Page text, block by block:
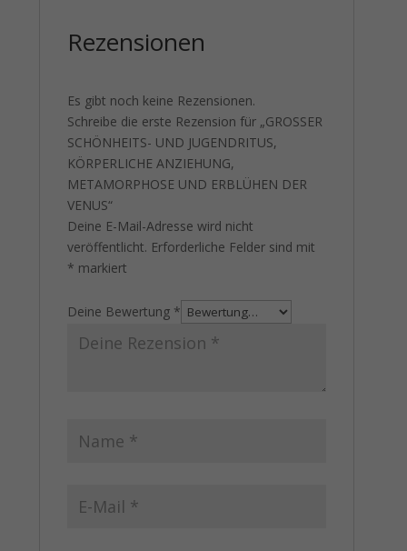
Rezensionen
Es gibt noch keine Rezensionen.
Schreibe die erste Rezension für „GROSSER
SCHÖNHEITS- UND JUGENDRITUS,
KÖRPERLICHE ANZIEHUNG,
METAMORPHOSE UND ERBLÜHEN DER
VENUS“
Deine E-Mail-Adresse wird nicht
veröffentlicht. Erforderliche Felder sind mit
* markiert
Deine Bewertung *